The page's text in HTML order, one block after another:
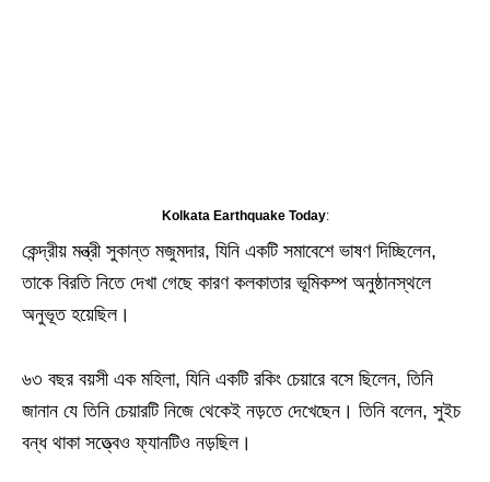
Kolkata Earthquake Today:
কেন্দ্রীয় মন্ত্রী সুকান্ত মজুমদার, যিনি একটি সমাবেশে ভাষণ দিচ্ছিলেন,
তাকে বিরতি নিতে দেখা গেছে কারণ কলকাতার ভূমিকম্প অনুষ্ঠানস্থলে
অনুভূত হয়েছিল।
৬৩ বছর বয়সী এক মহিলা, যিনি একটি রকিং চেয়ারে বসে ছিলেন, তিনি
জানান যে তিনি চেয়ারটি নিজে থেকেই নড়তে দেখেছেন। তিনি বলেন, সুইচ
বন্ধ থাকা সত্ত্বেও ফ্যানটিও নড়ছিল।